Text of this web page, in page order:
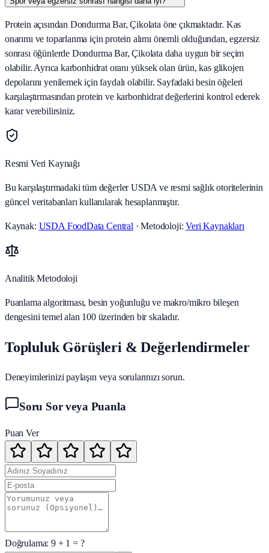
Protein açısından Dondurma Bar, Çikolata öne çıkmaktadır. Kas
onarımı ve toparlanma için protein alımı önemli olduğundan, egzersiz
sonrası öğünlerde Dondurma Bar, Çikolata daha uygun bir seçim
olabilir. Ayrıca karbonhidrat oranı yüksek olan ürün, kas glikojen
depolarını yenilemek için faydalı olabilir. Sayfadaki besin öğeleri
karşılaştırmasından protein ve karbonhidrat değerlerini kontrol ederek
karar verebilirsiniz.
Resmi Veri Kaynağı
Bu karşılaştırmadaki tüm değerler USDA ve resmi sağlık otoritelerinin
güncel veritabanları kullanılarak hesaplanmıştır.
Kaynak: USDA FoodData Central · Metodoloji:Veri Kaynakları
Analitik Metodoloji
Puanlama algoritması, besin yoğunluğu ve makro/mikro bileşen
dengesini temel alan 100 üzerinden bir skaladır.
Topluluk Görüşleri & Değerlendirmeler
Deneyimlerinizi paylaşın veya sorularınızı sorun.
Soru Sor veya Puanla
Puan Ver
Doğrulama:9+ 1 = ?